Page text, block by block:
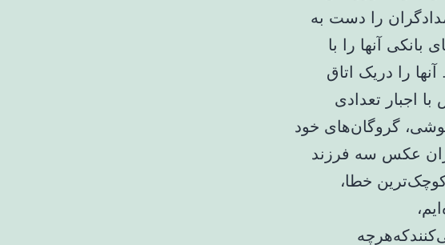
را دست به
آنها را با
را دریک اتاق
اجبار تعدادی
گروگان‌های خود
عکس سه فرزند
خطا،